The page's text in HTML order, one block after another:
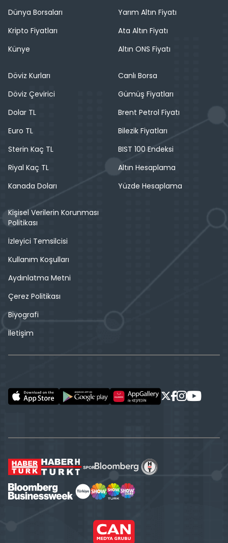
Dünya Borsaları
Kripto Fiyatları
Künye
Yarım Altın Fiyatı
Ata Altın Fiyatı
Altın ONS Fiyatı
Döviz Kurları
Döviz Çevirici
Dolar TL
Euro TL
Sterin Kaç TL
Riyal Kaç TL
Kanada Doları
Canlı Borsa
Gümüş Fiyatları
Brent Petrol Fiyatı
Bilezik Fiyatları
BIST 100 Endeksi
Altın Hesaplama
Yüzde Hesaplama
Kişisel Verilerin Korunması
Politikası
İzleyici Temsilcisi
Kullanım Koşulları
Aydınlatma Metni
Çerez Politikası
Biyografi
İletişim